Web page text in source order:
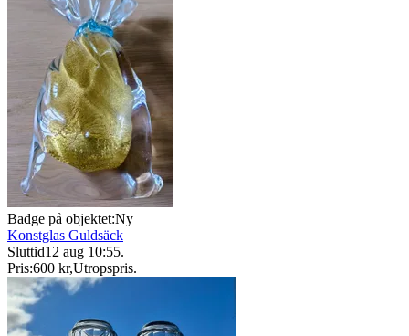
Badge på objektet:Ny
Konstglas Guldsäck
Sluttid12 aug 10:55.
Pris:600 kr,Utropspris.